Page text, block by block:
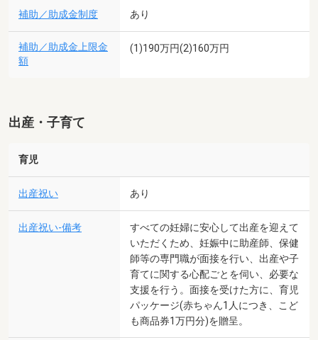
補助／助成金制度 あり
補助／助成金上限金
額
(1)190万円(2)160万円
出産・子育て
育児
出産祝い あり
出産祝い-備考
すべての妊婦に安心して出産を迎えて
いただくため、妊娠中に助産師、保健
師等の専門職が面接を行い、出産や子
育てに関する心配ごとを伺い、必要な
支援を行う。面接を受けた方に、育児
パッケージ(赤ちゃん1人につき、こど
も商品券1万円分)を贈呈。